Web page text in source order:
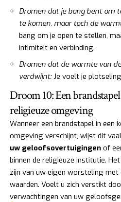
Dromen dat je bang bent om
te komen, maar toch de
bang om je open te stellen,
intimiteit en verbinding.
Dromen dat de warmte van
verdwijnt:Je voelt je
Droom 10: Een
religieuze omgeving
Wanneer een brandstapel in een
omgeving verschijnt, wijst dit
uw geloofsovertuigingen of
binnen de religieuze institutie.
zijn van uw eigen worsteling met
waarden. Voelt u zich verstikt
verwachtingen van uw